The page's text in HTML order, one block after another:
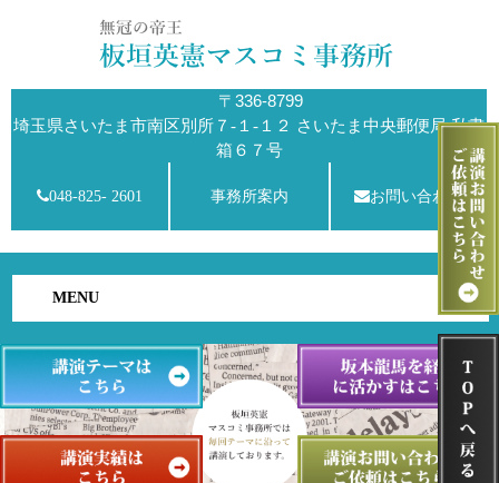
〒336-8799
埼玉県さいたま市南区別所７-１-１２ さいたま中央郵便局 私書
箱６７号
048-825- 2601 事務所案内 お問い合わせ
MENU